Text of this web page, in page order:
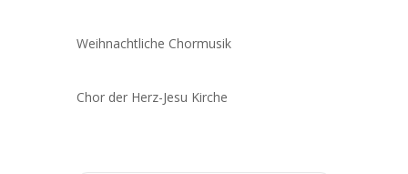
Weihnachtliche Chormusik
Chor der Herz-Jesu Kirche